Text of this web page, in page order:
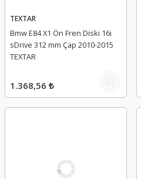
TEXTAR
Bmw E84 X1 Ön Fren Diski 16i
sDrive 312 mm Çap 2010-2015
TEXTAR
1.368,56 ₺